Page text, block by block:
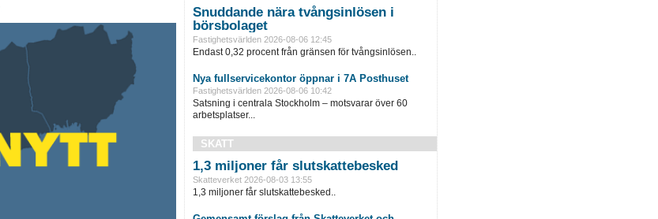
Snuddande nära tvångsinlösen i
börsbolaget
Fastighetsvärlden 2026-08-06 12:45
Endast 0,32 procent från gränsen för tvångsinlösen..
Nya fullservicekontor öppnar i 7A Posthuset
Fastighetsvärlden 2026-08-06 10:42
Satsning i centrala Stockholm – motsvarar över 60
arbetsplatser...
SKATT
1,3 miljoner får slutskattebesked
Skatteverket 2026-08-03 13:55
1,3 miljoner får slutskattebesked..